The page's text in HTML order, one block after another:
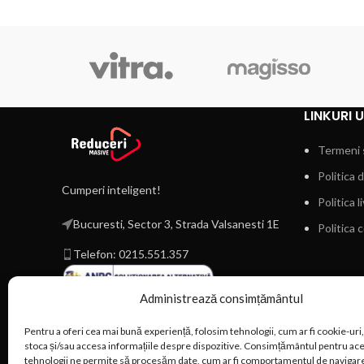
Administrează consimțământul
Pentru a oferi cea mai bună experiență, folosim tehnologii, cum ar fi cookie-
stoca și/sau accesa informațiile despre dispozitive. Consimțământul pentru
tehnologii ne permite să procesăm date, cum ar fi comportamentul de
Cumperi inteligent!
Bucuresti, Sector 3, Strada Valsanesti 1E
Telefon: 0215.551.357
LINKURI
Termeni
Politica
Politica
Politica